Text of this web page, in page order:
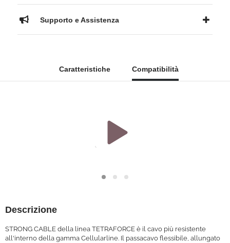
Supporto e Assistenza
Caratteristiche Compatibilità
Descrizione
STRONG CABLE della linea TETRAFORCE è il cavo più resistente
all'interno della gamma Cellularline. Il passacavo flessibile, allungato